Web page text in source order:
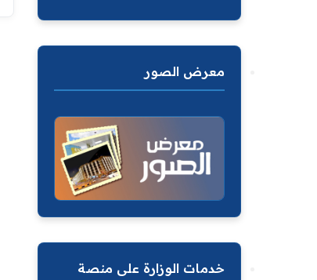
معرض الصور
خدمات الوزارة على منصة